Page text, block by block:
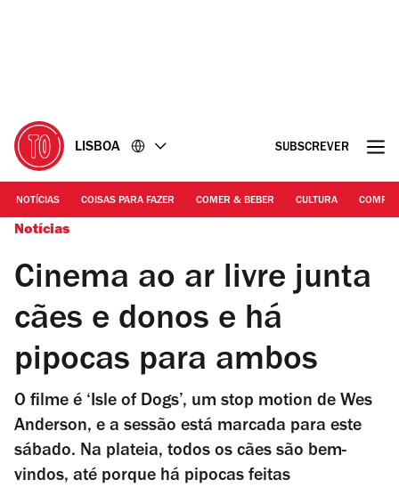
LISBOA SUBSCREVER
NOTÍCIAS COISAS PARA FAZER COMER & BEBER CULTURA
Notícias
Cinema ao ar livre junta
cães e donos e há
pipocas para ambos
O filme é ‘Isle of Dogs’, um stop motion de Wes
Anderson, e a sessão está marcada para este
sábado. Na plateia, todos os cães são bem-
vindos, até porque há pipocas feitas